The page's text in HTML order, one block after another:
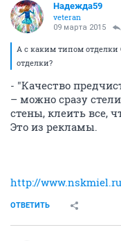
Надежда59
veteran
09 марта 2015
А с каким типом отделки
отделки?
- "Качество
– можно сразу
стены, клеить все,
Это из рекламы.
http://
ОТВЕТИТЬ